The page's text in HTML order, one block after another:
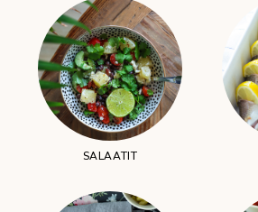
SALAATIT